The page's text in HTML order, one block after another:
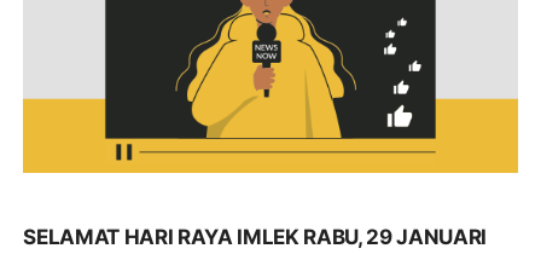
SELAMAT HARI RAYA IMLEK RABU, 29 JANUARI